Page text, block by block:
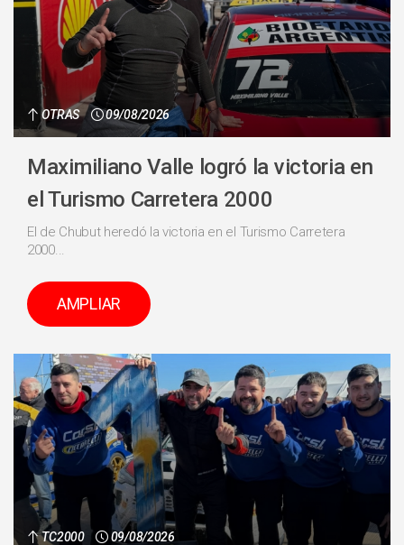
OTRAS 09/08/2026
Maximiliano Valle logró la victoria en
el Turismo Carretera 2000
El de Chubut heredó la victoria en el Turismo Carretera
2000...
AMPLIAR
TC2000 09/08/2026